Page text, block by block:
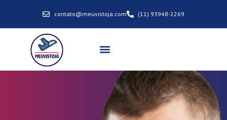
contato@meuvistoja.com (11) 93948-2269